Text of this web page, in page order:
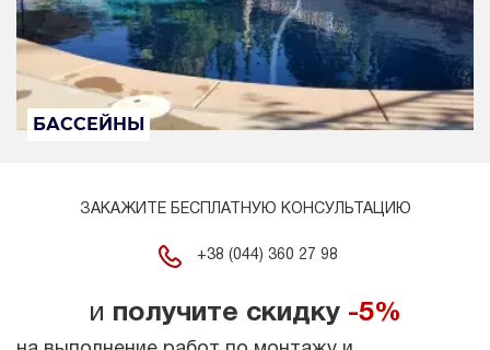
БАССЕЙНЫ
ЗАКАЖИТЕ БЕСПЛАТНУЮ КОНСУЛЬТАЦИЮ
+38 (044) 360 27 98
и получите скидку -5%